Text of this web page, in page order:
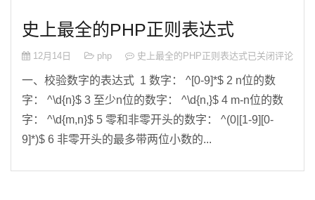
史上最全的PHP正则表达式
12月14日 php 史上最全的PHP正则表达式已关闭评论
一、校验数字的表达式 1 数字： ^[0-9]*$ 2 n位的数
字： ^\d{n}$ 3 至少n位的数字： ^\d{n,}$ 4 m-n位的数
字： ^\d{m,n}$ 5 零和非零开头的数字： ^(0|[1-9][0-
9]*)$ 6 非零开头的最多带两位小数的...